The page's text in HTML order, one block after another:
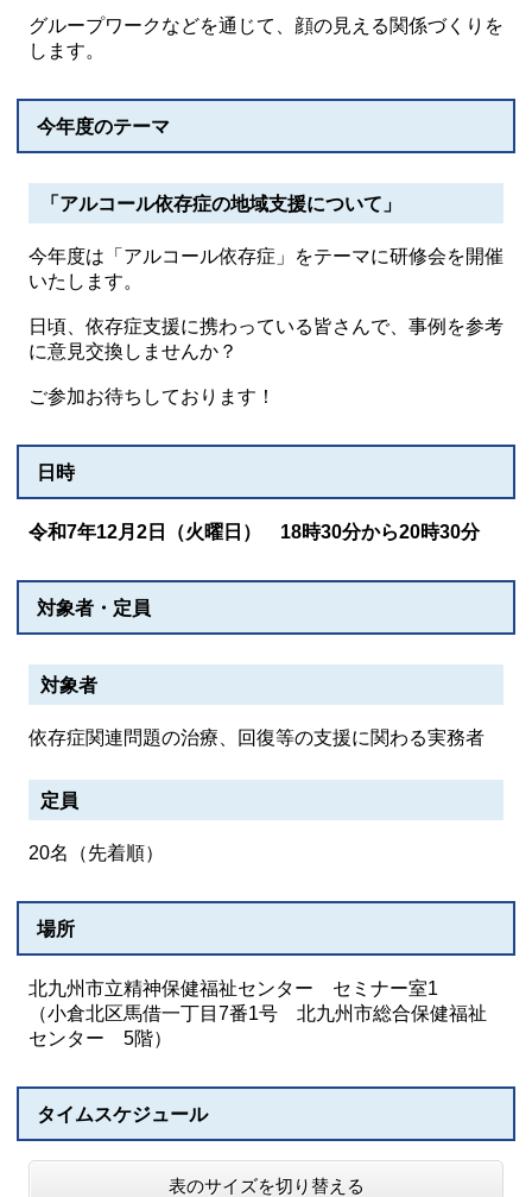
グループワークなどを通じて、顔の見える関係づくりを
します。
今年度のテーマ
「アルコール依存症の地域支援について」
今年度は「アルコール依存症」をテーマに研修会を開催
いたします。
日頃、依存症支援に携わっている皆さんで、事例を参考
に意見交換しませんか？
ご参加お待ちしております！
日時
令和7年12月2日（火曜日） 18時30分から20時30分
対象者・定員
対象者
依存症関連問題の治療、回復等の支援に関わる実務者
定員
20名（先着順）
場所
北九州市立精神保健福祉センター セミナー室1
（小倉北区馬借一丁目7番1号 北九州市総合保健福祉
センター 5階）
タイムスケジュール
表のサイズを切り替える